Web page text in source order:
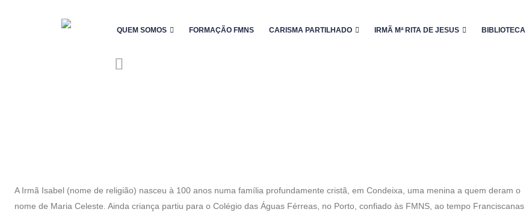
QUEM SOMOS FORMAÇÃO FMNS CARISMA PARTILHADO IRMÃ Mª RITA DE JESUS BIBLIOTECA
A Irmã Isabel (nome de religião) nasceu à 100 anos numa família profundamente cristã, em Condeixa, uma menina a quem deram o
nome de Maria Celeste. Ainda criança partiu para o Colégio das Águas Férreas, no Porto, confiado às FMNS, ao tempo Franciscanas